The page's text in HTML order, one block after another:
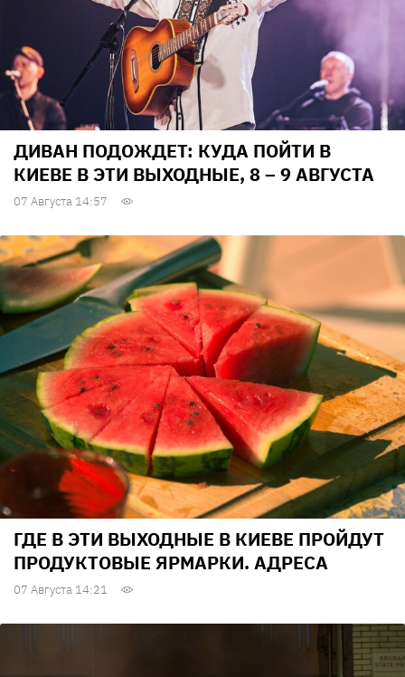
ДИВАН ПОДОЖДЕТ: КУДА ПОЙТИ В
КИЕВЕ В ЭТИ ВЫХОДНЫЕ, 8 – 9 АВГУСТА
07 Августа 14:57
ГДЕ В ЭТИ ВЫХОДНЫЕ В КИЕВЕ ПРОЙДУТ
ПРОДУКТОВЫЕ ЯРМАРКИ. АДРЕСА
07 Августа 14:21